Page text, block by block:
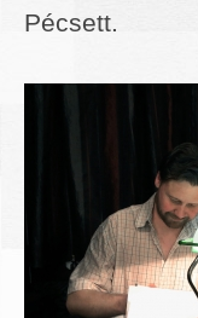
Pécsett.